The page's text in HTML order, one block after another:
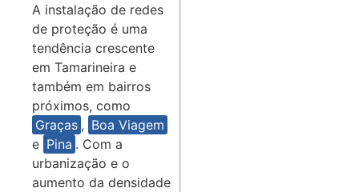
A instalação de redes
de proteção é uma
tendência crescente
em Tamarineira e
também em bairros
próximos, como
Graças , Boa Viagem
e Pina . Com a
urbanização e o
aumento da densidade